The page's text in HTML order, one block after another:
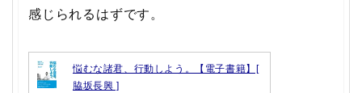
感じられるはずです。
悩むな諸君、行動しよう。【電子書籍】[
脇坂長興 ]